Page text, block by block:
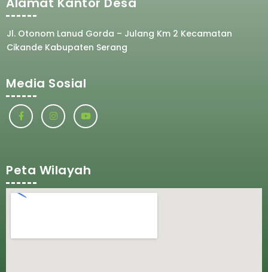
Jl. Otonom Lanud Gorda – Julang Km 2 Kecamatan
Cikande Kabupaten Serang
Media Sosial
Peta Wilayah